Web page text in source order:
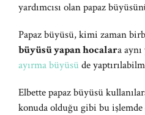
yardımcısı olan papaz
Papaz büyüsü, kimi zaman
büyüsü yapan hocalara
ayırma büyüsü de
Elbette papaz büyüsü
konuda olduğu gibi bu